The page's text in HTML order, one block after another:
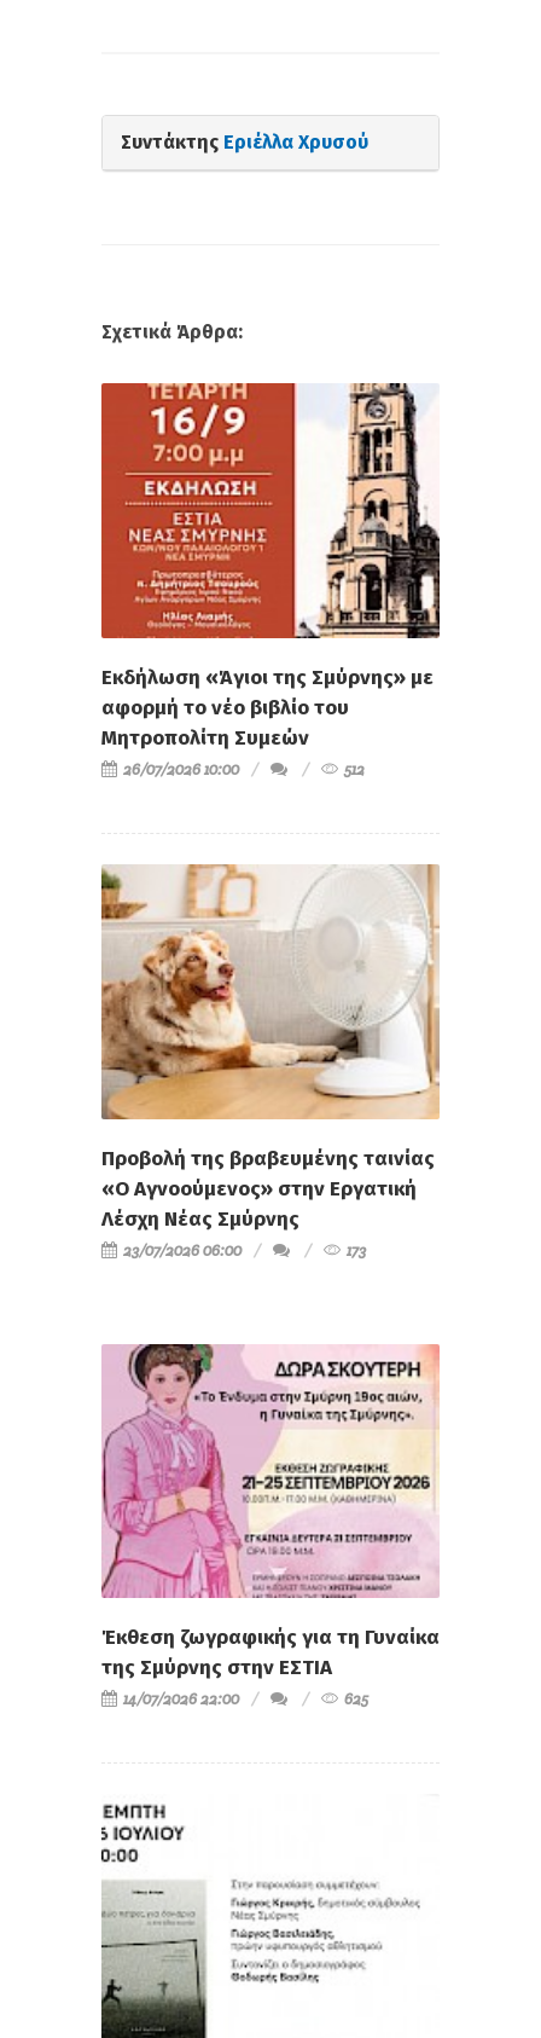
Συντάκτης Εριέλλα Χρυσού
Σχετικά Άρθρα:
Εκδήλωση «Άγιοι της Σμύρνης» με
αφορμή το νέο βιβλίο του
Μητροπολίτη Συμεών
26/07/2026 10:00 512
Προβολή της βραβευμένης ταινίας
«Ο Αγνοούμενος» στην Εργατική
Λέσχη Νέας Σμύρνης
23/07/2026 06:00 173
Έκθεση ζωγραφικής για τη Γυναίκα
της Σμύρνης στην ΕΣΤΙΑ
14/07/2026 22:00 625